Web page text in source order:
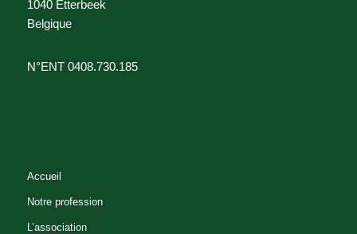
1040 Etterbeek
Belgique
N°ENT 0408.730.185
Accueil
Notre profession
L’association